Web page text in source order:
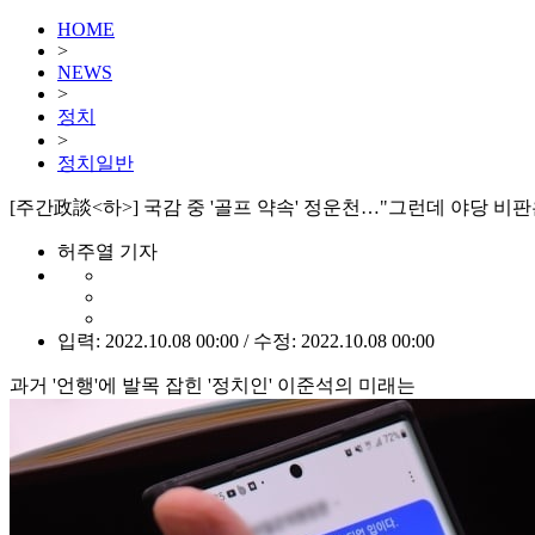
HOME
>
NEWS
>
정치
>
정치일반
[주간政談<하>] 국감 중 '골프 약속' 정운천…"그런데 야당 비판
허주열 기자
입력: 2022.10.08 00:00 / 수정: 2022.10.08 00:00
과거 '언행'에 발목 잡힌 '정치인' 이준석의 미래는